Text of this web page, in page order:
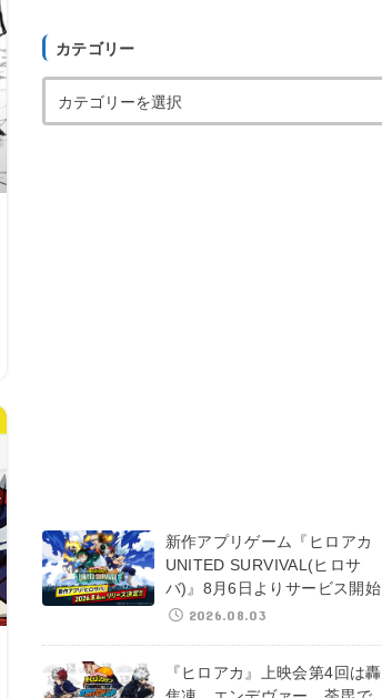
カテゴリー
新作アプリゲーム『ヒロアカ
UNITED SURVIVAL(ヒロサ
バ)』8月6日よりサービス開始
2026.08.03
『ヒロアカ』上映会第4回は轟